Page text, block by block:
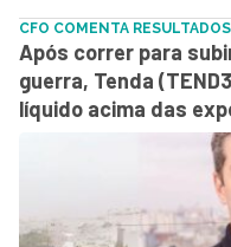
CFO COMENTA RESULTADOS
Após correr para
guerra, Tenda
líquido acima das